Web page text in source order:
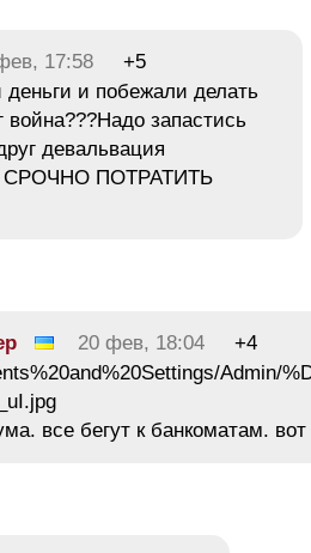
17:58
+5
деньги и побежали делать
война???Надо запастись
девальвация
СРОЧНО ПОТРАТИТЬ
20 фев, 18:04
+4
Admin/
все бегут к банкоматам.